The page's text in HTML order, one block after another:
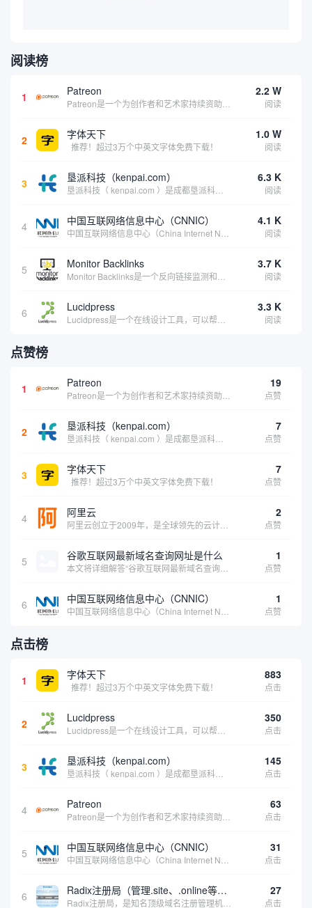
阅读榜
1 Patreon 2.2 W
阅读
2 字体天下
推荐！超过3万个中英文字体免费下载！
1.0 W
阅读
3 垦派科技（kenpai.com） 6.3 K
阅读
4 中国互联网络信息中心（CNNIC） 4.1 K
阅读
5 Monitor Backlinks 3.7 K
阅读
6 Lucidpress 3.3 K
阅读
点赞榜
1 Patreon 19
点赞
2 垦派科技（kenpai.com） 7
点赞
3 字体天下
推荐！超过3万个中英文字体免费下载！
7
点赞
4 阿里云 2
点赞
5 谷歌互联网最新域名查询网址是什么 1
点赞
6 中国互联网络信息中心（CNNIC） 1
点赞
点击榜
1 字体天下
推荐！超过3万个中英文字体免费下载！
883
点击
2 Lucidpress 350
点击
3 垦派科技（kenpai.com） 145
点击
4 Patreon 63
点击
5 中国互联网络信息中心（CNNIC） 31
点击
6 Radix注册局（管理.site、.online等顶级域名） 27
点击